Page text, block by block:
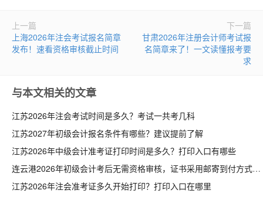
上一篇
上海2026年注会考试报名简章
发布！速看资格审核截止时间
下一篇
甘肃2026年注册会计师考试报
名简章来了！一文读懂报考要
求
与本文相关的文章
江苏2026年注会考试时间是多久？考试一共考几科
江苏2027年初级会计报名条件有哪些？建议提前了解
江苏2026年中级会计准考证打印时间是多久？打印入口有哪些
连云港2026年初级会计考后无需资格审核，证书采用邮寄到付方式发放
江苏2026年注会准考证多久开始打印？打印入口在哪里